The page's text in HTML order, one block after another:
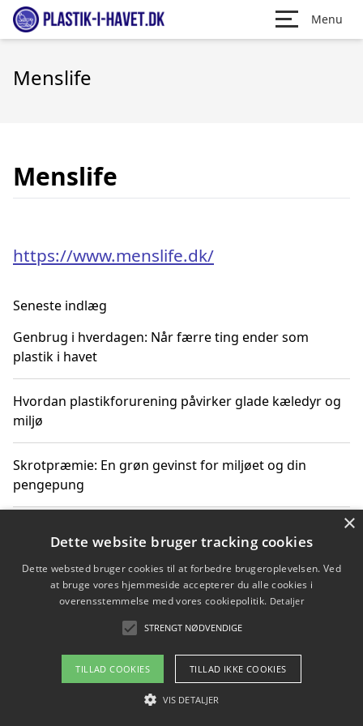
Menu
Menslife
Menslife
https://www.menslife.dk/
Seneste indlæg
Genbrug i hverdagen: Når færre ting ender som
plastik i havet
Hvordan plastikforurening påvirker glade kæledyr og
miljø
Skrotpræmie: En grøn gevinst for miljøet og din
pengepung
Hvordan blåfade med rist kan hjælpe med at reducere
plastik i havet
Spil kasinospil på et troværdigt online casino: Din
guide til sikker og sjov underholdning
Copyright 2026 - Pilanto Aps
Om / kontakt
×
Dette website bruger tracking cookies
Dette websted bruger cookies til at forbedre brugeroplevelsen. Ved
at bruge vores hjemmeside accepterer du alle cookies i
overensstemmelse med vores cookiepolitik. Detaljer
STRENGT NØDVENDIGE
TILLAD COOKIES TILLAD IKKE COOKIES
VIS DETALJER